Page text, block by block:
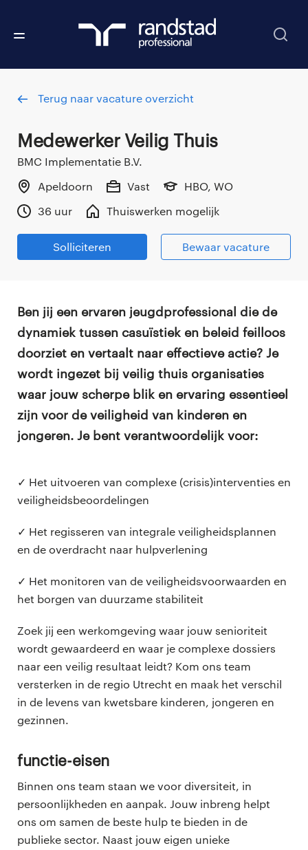
Terug naar vacature overzicht
Medewerker Veilig Thuis
BMC Implementatie B.V.
Apeldoorn
Vast
HBO, WO
36 uur
Thuiswerken mogelijk
Solliciteren Bewaar vacature
Ben jij een ervaren jeugdprofessional die de
dynamiek tussen casuïstiek en beleid feilloos
doorziet en vertaalt naar effectieve actie? Je
wordt ingezet bij veilig thuis organisaties
waar jouw scherpe blik en ervaring essentieel
zijn voor de veiligheid van kinderen en
jongeren. Je bent verantwoordelijk voor:
✓ Het uitvoeren van complexe (crisis)interventies en
veiligheidsbeoordelingen
✓ Het regisseren van integrale veiligheidsplannen
en de overdracht naar hulpverlening
✓ Het monitoren van de veiligheidsvoorwaarden en
het borgen van duurzame stabiliteit
Zoek jij een werkomgeving waar jouw senioriteit
wordt gewaardeerd en waar je complexe dossiers
naar een veilig resultaat leidt? Kom ons team
versterken in de regio Utrecht en maak het verschil
in de levens van kwetsbare kinderen, jongeren en
gezinnen.
Functie-eisen
Binnen ons team staan we voor diversiteit, in
persoonlijkheden en aanpak. Jouw inbreng helpt
ons om samen de beste hulp te bieden in de
publieke sector. Naast jouw eigen unieke